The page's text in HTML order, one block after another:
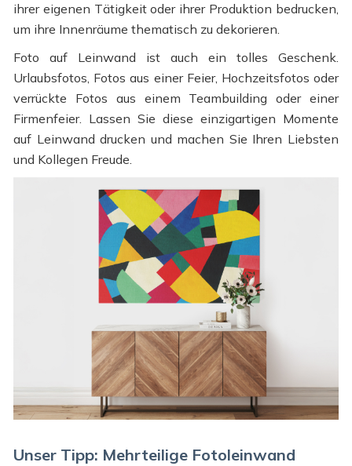
ihrer eigenen Tätigkeit oder ihrer Produktion bedrucken,
um ihre Innenräume thematisch zu dekorieren.
Foto auf Leinwand ist auch ein tolles Geschenk.
Urlaubsfotos, Fotos aus einer Feier, Hochzeitsfotos oder
verrückte Fotos aus einem Teambuilding oder einer
Firmenfeier. Lassen Sie diese einzigartigen Momente
auf Leinwand drucken und machen Sie Ihren Liebsten
und Kollegen Freude.
Unser Tipp: Mehrteilige Fotoleinwand